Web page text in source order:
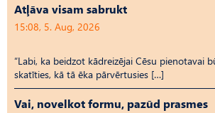
Atļāva visam sabrukt
15:08, 5. Aug, 2026
“Labi, ka beidzot kādreizējai Cēsu pienotavai
skatīties, kā tā ēka pārvērtusies […]
Vai, novelkot formu, pazūd prasmes